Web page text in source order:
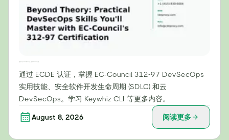
通过 ECDE 认证，掌握 EC-Council 312-97 DevSecOps
实用技能、安全软件开发生命周期 (SDLC) 和云
DevSecOps。学习 Keywhiz CLI 等更多内容。
August 8, 2026 阅读更多